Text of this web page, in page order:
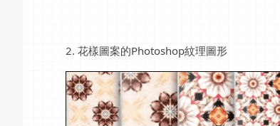
2. 花樣圖案的Photoshop紋理圖形